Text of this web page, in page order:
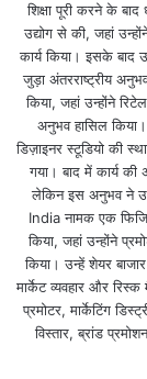
भारत की और से
लिए lवही
भारत और
की बॉल टू बॉल
न्यूजीलैंड ने
दोनों ओपनर
शुरुआत की हैl
शिक्षा पूरी करने के
उद्योग से की, जहां
कार्य किया। इसके बाद
जुड़ा अंतरराष्ट्रीय
किया, जहां उन्होंने
अनुभव हासिल
डिज़ाइनर स्टूडियो की
गया। बाद में कार्य
लेकिन इस अनुभव ने
India नामक एक
किया, जहां उन्होंने
किया। उन्हें शेयर
मार्केट व्यवहार और
प्रमोटर, मार्केटिंग
विस्तार, ब्रांड